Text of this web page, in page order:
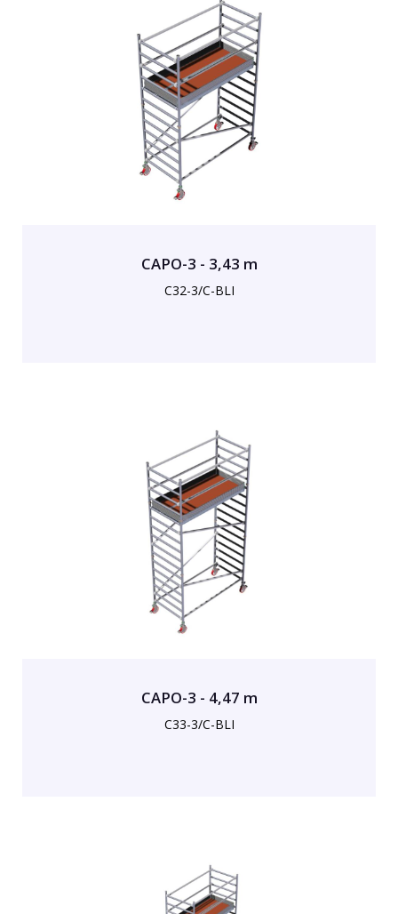
CAPO-3 - 3,43 m
C32-3/C-BLI
CAPO-3 - 4,47 m
C33-3/C-BLI